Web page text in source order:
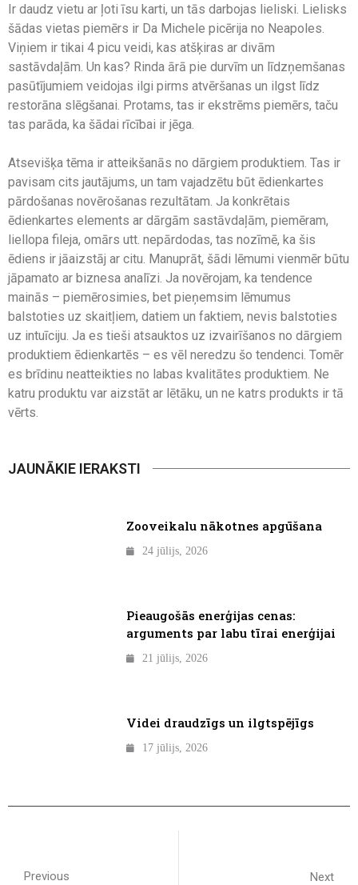
Ir daudz vietu ar ļoti īsu karti, un tās darbojas lieliski. Lielisks
šādas vietas piemērs ir Da Michele picērija no Neapoles.
Viņiem ir tikai 4 picu veidi, kas atšķiras ar divām
sastāvdaļām. Un kas? Rinda ārā pie durvīm un līdzņemšanas
pasūtījumiem veidojas ilgi pirms atvēršanas un ilgst līdz
restorāna slēgšanai. Protams, tas ir ekstrēms piemērs, taču
tas parāda, ka šādai rīcībai ir jēga.
Atsevišķa tēma ir atteikšanās no dārgiem produktiem. Tas ir
pavisam cits jautājums, un tam vajadzētu būt ēdienkartes
pārdošanas novērošanas rezultātam. Ja konkrētais
ēdienkartes elements ar dārgām sastāvdaļām, piemēram,
liellopa fileja, omārs utt. nepārdodas, tas nozīmē, ka šis
ēdiens ir jāaizstāj ar citu. Manuprāt, šādi lēmumi vienmēr būtu
jāpamato ar biznesa analīzi. Ja novērojam, ka tendence
mainās – piemērosimies, bet pieņemsim lēmumus
balstoties uz skaitļiem, datiem un faktiem, nevis balstoties
uz intuīciju. Ja es tieši atsauktos uz izvairīšanos no dārgiem
produktiem ēdienkartēs – es vēl neredzu šo tendenci. Tomēr
es brīdinu neatteikties no labas kvalitātes produktiem. Ne
katru produktu var aizstāt ar lētāku, un ne katrs produkts ir tā
vērts.
JAUNĀKIE IERAKSTI
Zooveikalu nākotnes apgūšana
24 jūlijs, 2026
Pieaugošās enerģijas cenas:
arguments par labu tīrai enerģijai
21 jūlijs, 2026
Videi draudzīgs un ilgtspējīgs
17 jūlijs, 2026
Previous Next